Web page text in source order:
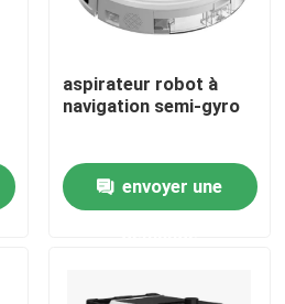
aspirateur robot à
navigation semi-gyro
envoyer une